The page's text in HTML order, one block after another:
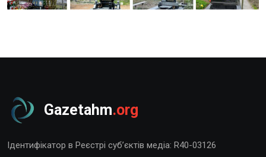
Gazetahm.org
Ідентифікатор в Реєстрі суб’єктів медіа: R40-03126